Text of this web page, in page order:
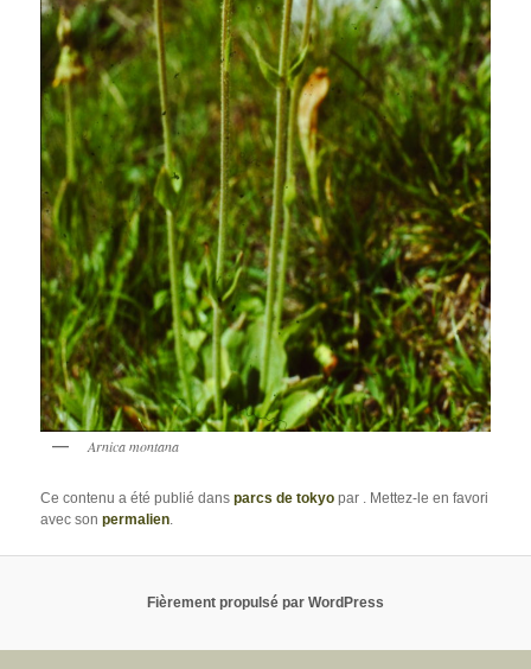
Arnica montana
Ce contenu a été publié dansparcs de tokyo par . Mettez-le en favori
avec sonpermalien.
Fièrement propulsé par WordPress